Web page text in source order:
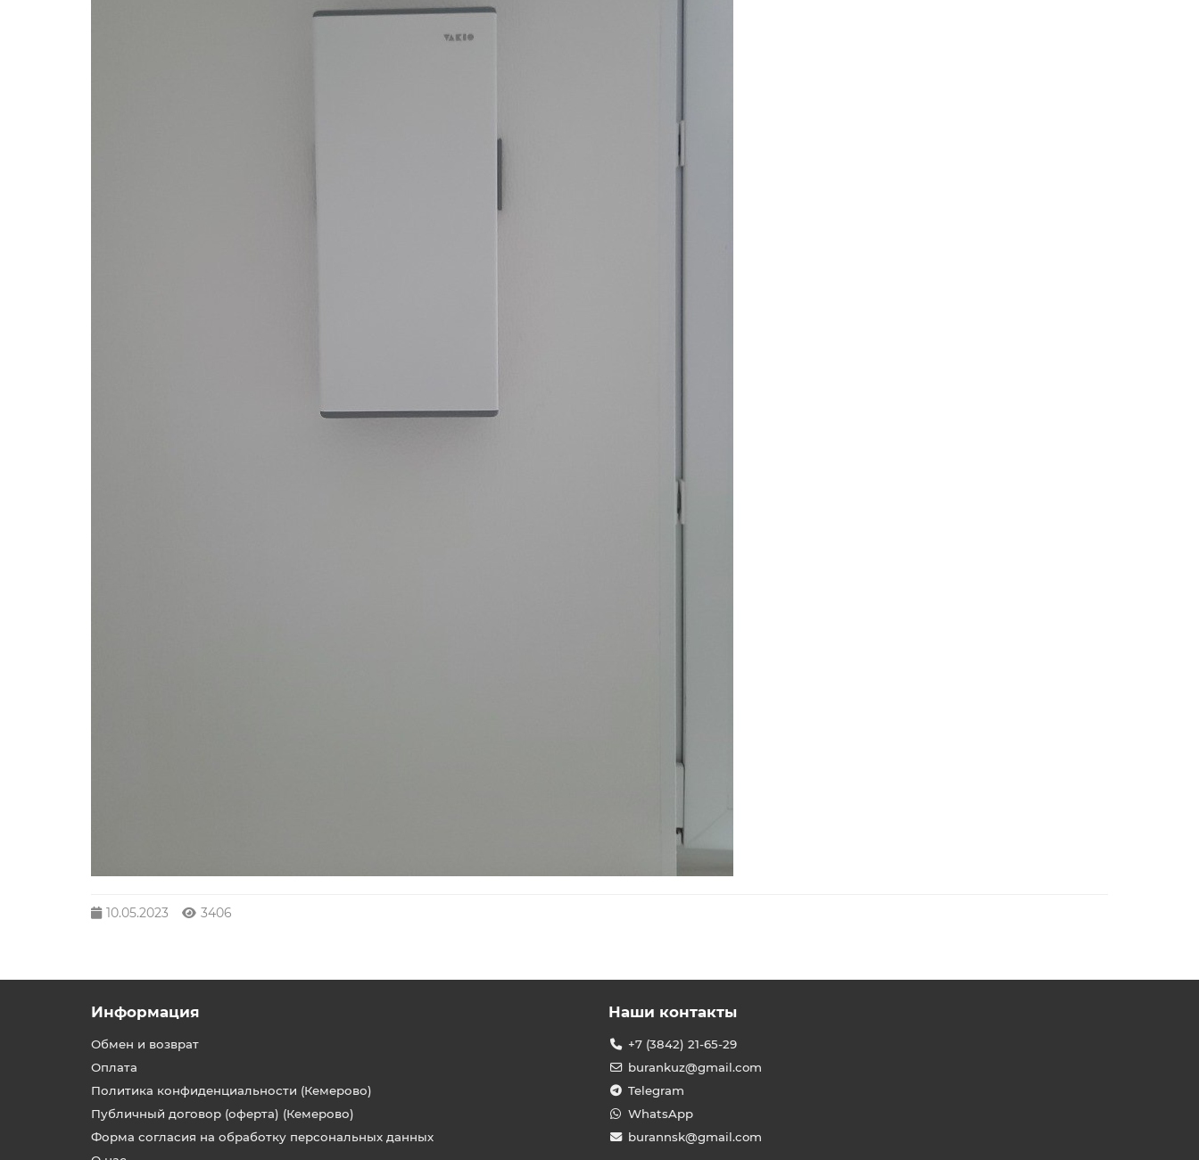
10.05.2023 3406
Информация
Обмен и возврат
Оплата
Политика конфиденциальности (Кемерово)
Публичный договор (оферта) (Кемерово)
Форма согласия на обработку персональных данных
Наши контакты
+7 (3842) 21-65-29
burankuz@gmail.com
Telegram
WhatsApp
burannsk@gmail.com